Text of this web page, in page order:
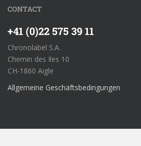
CONTACT
+41 (0)22 575 39 11
Chronolabel S.A.
Chemin des Iles 10
CH-1860 Aigle
Allgemeine Geschäftsbedingungen